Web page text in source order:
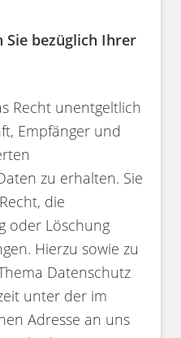
Sie bezüglich Ihrer
Recht unentgeltlich
Empfänger und
zu erhalten. Sie
die
oder Löschung
Hierzu sowie zu
Datenschutz
unter der im
Adresse an uns